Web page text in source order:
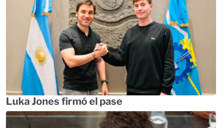
Luka Jones firmó el pase